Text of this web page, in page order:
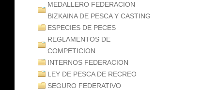
MEDALLERO FEDERACION
BIZKAINA DE PESCA Y CASTING
ESPECIES DE PECES
REGLAMENTOS DE
COMPETICION
INTERNOS FEDERACION
LEY DE PESCA DE RECREO
SEGURO FEDERATIVO